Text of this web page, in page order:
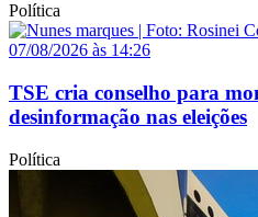
Política
07/08/2026 às 14:26
TSE cria conselho para
desinformação nas eleições
Política